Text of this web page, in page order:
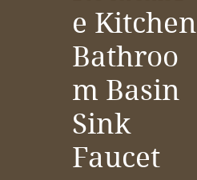
e Kitchen
Bathroo
m Basin
Sink
Faucet